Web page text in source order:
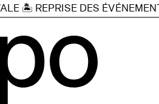
🏝️ REPRISE DES